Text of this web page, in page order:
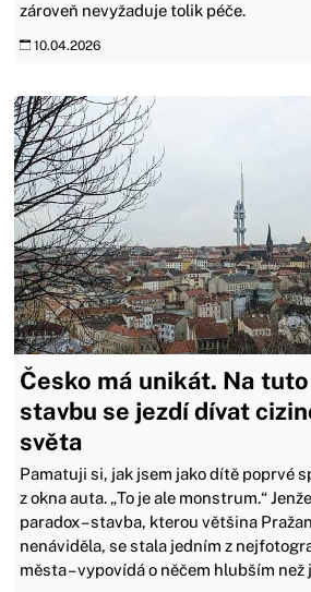
zároveň nevyžaduje tolik péče.
10.04.2026
Česko má unikát. Na
stavbu se jezdí dívat
světa
Pamatuji si, jak jsem jako dítě poprvé
z okna auta. „To je ale monstrum.“
paradox – stavba, kterou většina
nenáviděla, se stala jedním z
města – vypovídá o něčem hlubším než